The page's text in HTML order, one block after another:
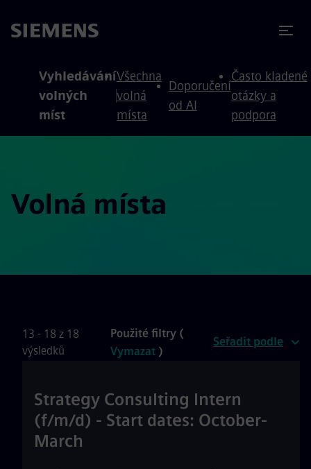
Vyhledávání
volných
míst
Všechna
volná
místa
Doporučení
od AI
Často kladené
otázky a
podpora
Volná místa
13 - 18 z 18
výsledků
Použité filtry (
Vymazat )
Seřadit podle
Strategy Consulting Intern
(f/m/d) - Start dates: October-
March